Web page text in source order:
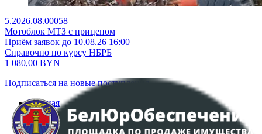
5.2026.08.00058
Мотоблок МТЗ с прицепом
Приём заявок до 10.08.26 16:00
Справочно по курсу НБРБ
1 080,00 BYN
Подписаться на новые поступления
Главная
Аукционы
Интернет-магазин